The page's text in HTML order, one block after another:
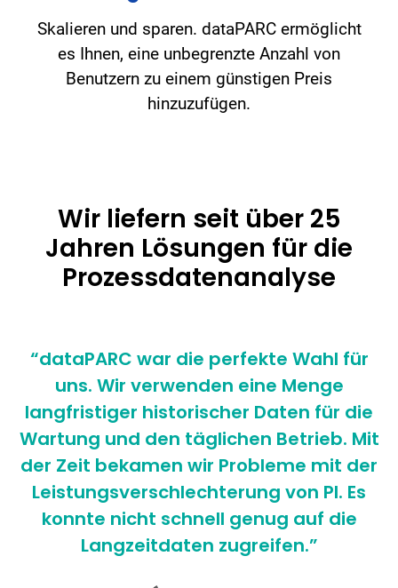
Skalieren und sparen. dataPARC ermöglicht
es Ihnen, eine unbegrenzte Anzahl von
Benutzern zu einem günstigen Preis
hinzuzufügen.
Wir liefern seit über 25
Jahren Lösungen für die
Prozessdatenanalyse
“dataPARC war die perfekte Wahl für
uns. Wir verwenden eine Menge
langfristiger historischer Daten für die
Wartung und den täglichen Betrieb. Mit
der Zeit bekamen wir Probleme mit der
Leistungsverschlechterung von PI. Es
konnte nicht schnell genug auf die
Langzeitdaten zugreifen.”